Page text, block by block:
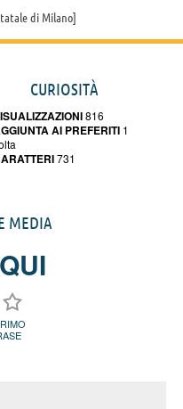
di Milano
CURIOSITÀ
816
AI PREFERITI 1
731
MEDIA